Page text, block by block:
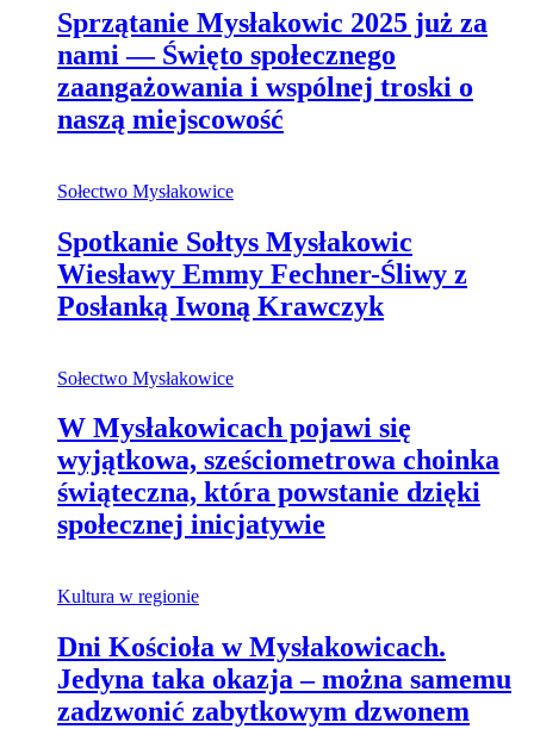
Sprzątanie Mysłakowic 2025 już za
nami — Święto społecznego
zaangażowania i wspólnej troski o
naszą miejscowość
Sołectwo Mysłakowice
Spotkanie Sołtys Mysłakowic
Wiesławy Emmy Fechner-Śliwy z
Posłanką Iwoną Krawczyk
Sołectwo Mysłakowice
W Mysłakowicach pojawi się
wyjątkowa, sześciometrowa choinka
świąteczna, która powstanie dzięki
społecznej inicjatywie
Kultura w regionie
Dni Kościoła w Mysłakowicach.
Jedyna taka okazja – można samemu
zadzwonić zabytkowym dzwonem